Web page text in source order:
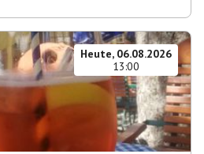
Heute, 06.08.2026
13:00